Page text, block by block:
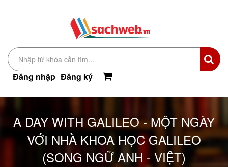
Đăng nhập Đăng ký
A DAY WITH GALILEO - MỘT NGÀY
VỚI NHÀ KHOA HỌC GALILEO
(SONG NGỮ ANH - VIỆT)